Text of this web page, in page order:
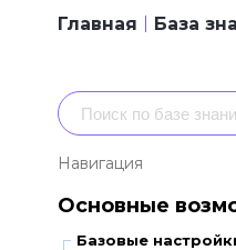
Главная База
Навигация
Основные
Базовые